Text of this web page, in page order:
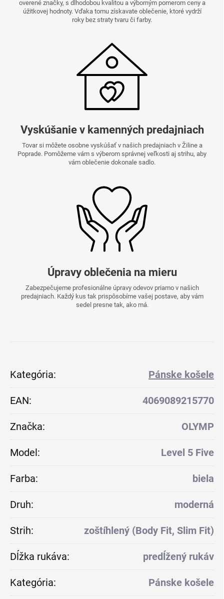
overené značky, s dlhodobou kvalitou a výborným pomerom ceny a
úžitkovej hodnoty. Vďaka tomu získavate oblečenie, ktoré vydrží
roky bez straty tvaru či farby.
Vyskúšanie v kamenných predajniach
Tovar si môžete osobne vyskúšať v našich predajniach v Žiline a
Poprade. Pomôžeme vám s výberom správnej veľkosti aj strihu, aby
vám oblečenie dokonale sadlo.
Úpravy oblečenia na mieru
Zabezpečujeme profesionálne úpravy odevov priamo v našich
predajniach. Každý kus tak prispôsobíme vašej postave, aby vám
sedel presne tak, ako má.
Kategória: Pánske košele
EAN: 4069089215770
Značka: OLYMP
Model: Level 5 Five
Farba: biela
Druh: moderná
Strih: zoštíhlený (Body Fit, Slim Fit)
Dĺžka rukáva: predĺžený rukáv
Kategória: Pánske košele